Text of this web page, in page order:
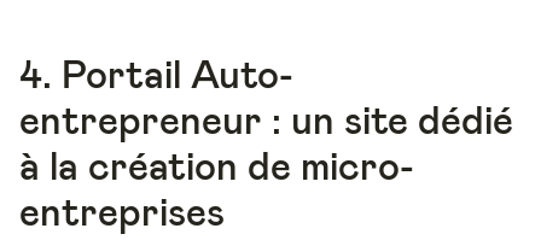
4. Portail Auto-
entrepreneur : un site dédié
à la création de micro-
entreprises